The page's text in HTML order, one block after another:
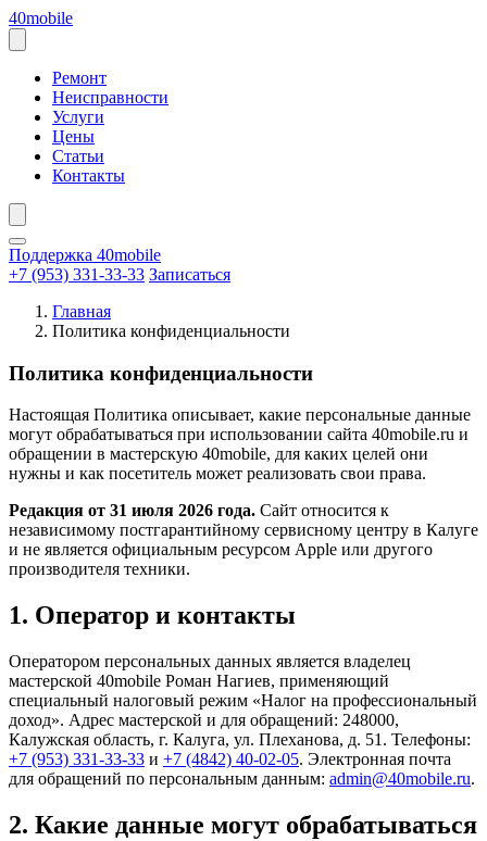
Перейти
к
содержанию
40mobile
Открыть
Ремонт
Неисправности
Услуги
Цены
Статьи
Контакты
Поддержка 40mobile
+7 (953) 331-33-33 Записаться
Главная
Политика конфиденциальности
Политика конфиденциальности
Настоящая Политика описывает, какие персональные данные
могут обрабатываться при использовании сайта 40mobile.ru и
обращении в мастерскую 40mobile, для каких целей они
нужны и как посетитель может реализовать свои права.
Редакция от 31 июля 2026 года. Сайт относится к
независимому постгарантийному сервисному центру в Калуге
и не является официальным ресурсом Apple или другого
производителя техники.
1. Оператор и контакты
Оператором персональных данных является владелец
мастерской 40mobile Роман Нагиев, применяющий
специальный налоговый режим «Налог на профессиональный
доход». Адрес мастерской и для обращений: 248000,
Калужская область, г. Калуга, ул. Плеханова, д. 51. Телефоны:
+7 (953) 331-33-33 и +7 (4842) 40-02-05. Электронная почта
для обращений по персональным данным: admin@40mobile.ru.
2. Какие данные могут обрабатываться